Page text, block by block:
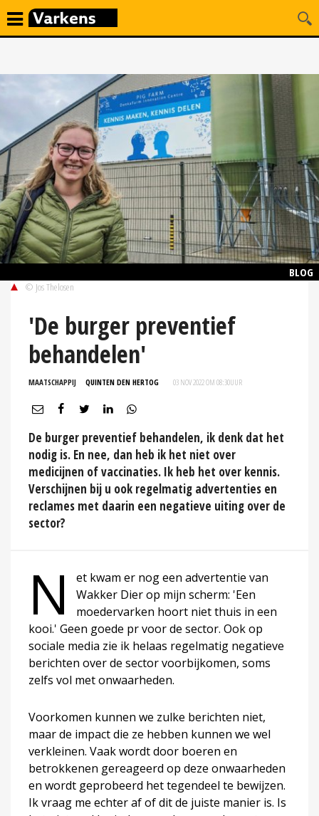
BLOG
© Jos Thelosen
'De burger preventief
behandelen'
MAATSCHAPPIJ QUINTEN DEN HERTOG 03 NOV 2022 OM 08:30UUR
De burger preventief behandelen, ik denk dat het
nodig is. En nee, dan heb ik het niet over
medicijnen of vaccinaties. Ik heb het over kennis.
Verschijnen bij u ook regelmatig advertenties en
reclames met daarin een negatieve uiting over de
sector?
N
et kwam er nog een advertentie van
Wakker Dier op mijn scherm: 'Een
moedervarken hoort niet thuis in een
kooi.' Geen goede pr voor de sector. Ook op
sociale media zie ik helaas regelmatig negatieve
berichten over de sector voorbijkomen, soms
zelfs vol met onwaarheden.
Voorkomen kunnen we zulke berichten niet,
maar de impact die ze hebben kunnen we wel
verkleinen. Vaak wordt door boeren en
betrokkenen gereageerd op deze onwaarheden
en wordt geprobeerd het tegendeel te bewijzen.
Ik vraag me echter af of dit de juiste manier is. Is